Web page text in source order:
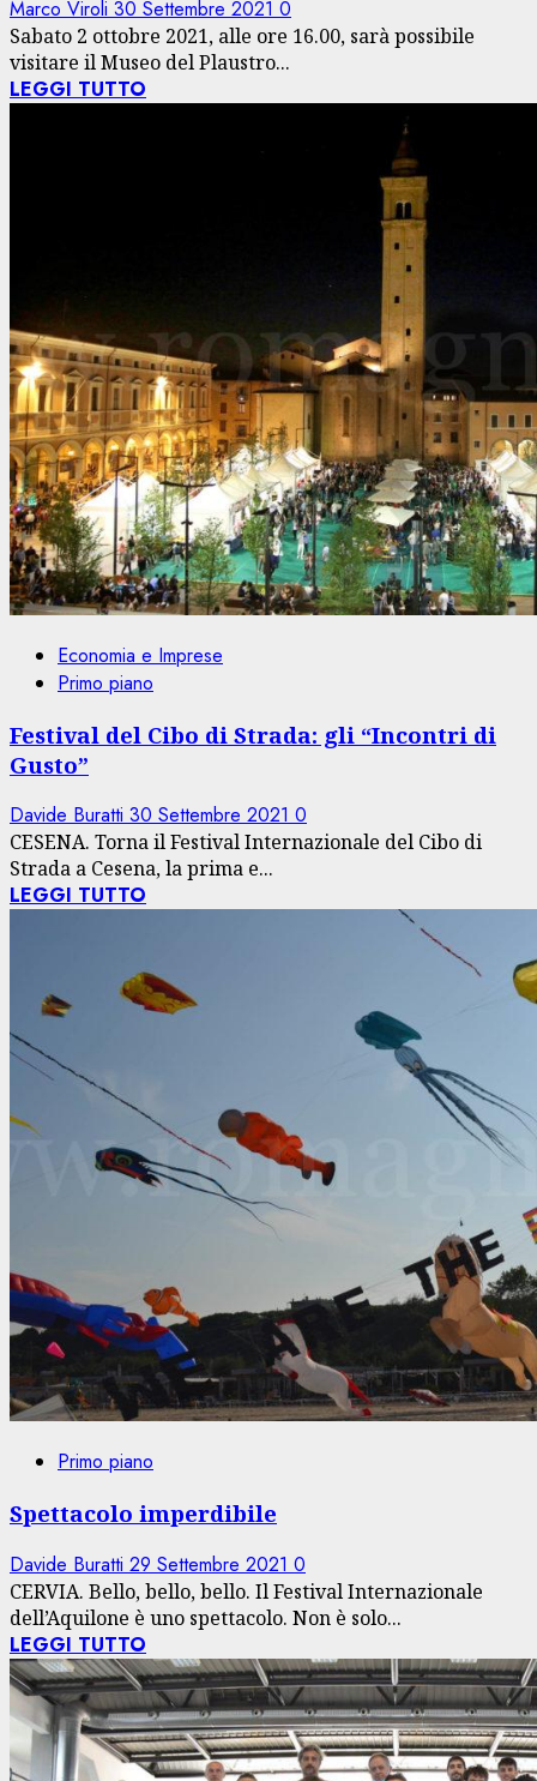
Marco Viroli 30 Settembre 2021 0
Sabato 2 ottobre 2021, alle ore 16.00, sarà possibile
visitare il Museo del Plaustro...
LEGGI TUTTO
Economia e Imprese
Primo piano
Festival del Cibo di Strada: gli “Incontri di
Gusto”
Davide Buratti 30 Settembre 2021 0
CESENA. Torna il Festival Internazionale del Cibo di
Strada a Cesena, la prima e...
LEGGI TUTTO
Primo piano
Spettacolo imperdibile
Davide Buratti 29 Settembre 2021 0
CERVIA. Bello, bello, bello. Il Festival Internazionale
dell’Aquilone è uno spettacolo. Non è solo...
LEGGI TUTTO